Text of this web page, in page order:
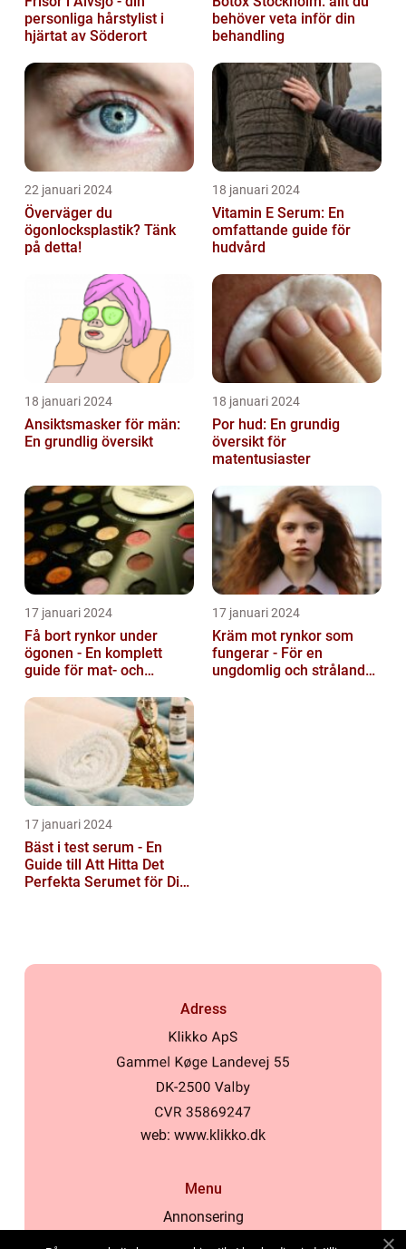
personliga hårstylist i
hjärtat av Söderort
behöver veta inför din
behandling
22 januari 2024
Överväger du
ögonlocksplastik? Tänk
på detta!
18 januari 2024
Vitamin E Serum: En
omfattande guide för
hudvård
18 januari 2024
Ansiktsmasker för män:
En grundlig översikt
18 januari 2024
Por hud: En grundig
översikt för
matentusiaster
17 januari 2024
Få bort rynkor under
ögonen - En komplett
guide för mat- och
17 januari 2024
Kräm mot rynkor som
fungerar - För en
ungdomlig och strålande
17 januari 2024
Bäst i test serum - En
Guide till Att Hitta Det
Perfekta Serumet för Din
Adress
web: www.klikko.dk
Menu
Annonsering